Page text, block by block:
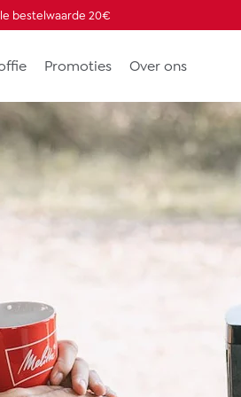
bestelwaarde 20€
Promoties Over ons